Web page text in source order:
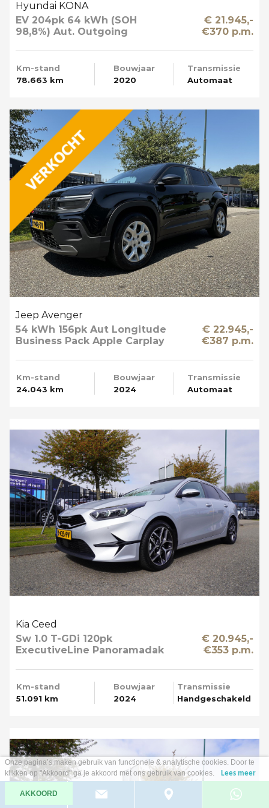
Hyundai KONA
EV 204pk 64 kWh (SOH
98,8%) Aut. Outgoing
€ 21.945,-
€370 p.m.
Km-stand
78.663 km
Bouwjaar
2020
Transmissie
Automaat
Jeep Avenger
54 kWh 156pk Aut Longitude
Business Pack Apple Carplay
€ 22.945,-
€387 p.m.
Km-stand
24.043 km
Bouwjaar
2024
Transmissie
Automaat
Kia Ceed
Sw 1.0 T-GDi 120pk
ExecutiveLine Panoramadak
€ 20.945,-
€353 p.m.
Km-stand
51.091 km
Bouwjaar
2024
Transmissie
Handgeschakeld
Onze pagina’s maken gebruik van functionele & analytische cookies. Door te
klikken op "Akkoord" ga je akkoord met ons gebruik van cookies.
Lees meer
AKKOORD